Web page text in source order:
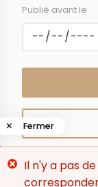
Publié avant le
✕ Fermer
Message
d'erreur
Il n'y a pas